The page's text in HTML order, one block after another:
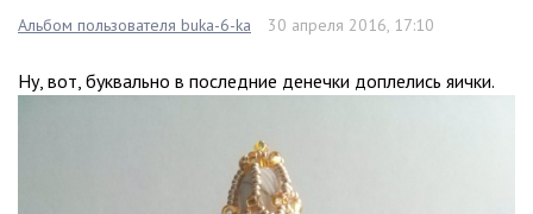
Альбом пользователя buka-6-ka 30 апреля 2016, 17:10
Ну, вот, буквально в последние денечки доплелись яички.